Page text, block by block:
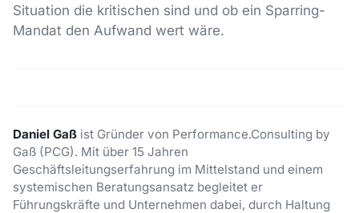
Situation die kritischen sind und ob ein Sparring-
Mandat den Aufwand wert wäre.
Daniel Gaß ist Gründer von Performance.Consulting by
Gaß (PCG). Mit über 15 Jahren
Geschäftsleitungserfahrung im Mittelstand und einem
systemischen Beratungsansatz begleitet er
Führungskräfte und Unternehmen dabei, durch Haltung